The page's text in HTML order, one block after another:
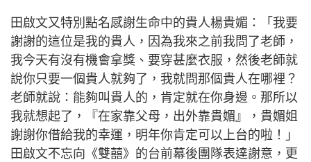
田啟文又特別點名感謝生命中的貴人楊貴媚：「我要
謝謝的這位是我的貴人，因為我來之前我問了老師，
我今天有沒有機會拿獎、要穿甚麼衣服，然後老師就
說你只要一個貴人就夠了，我就問那個貴人在哪裡？
老師就說：能夠叫貴人的，肯定就在你身邊。那所以
我就想起了，『在家靠父母，出外靠貴媚』，貴媚姐
謝謝你借給我的幸運，明年你肯定可以上台的啦！」
田啟文不忘向《雙囍》的台前幕後團隊表達謝意，更